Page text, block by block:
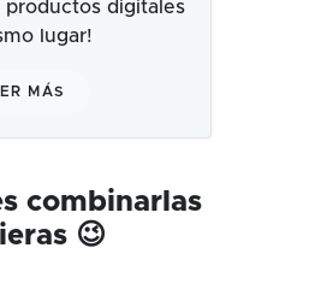
digitales
lugar!
MÁS
combinarlas
😉